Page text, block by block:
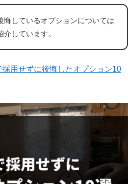
悔しているオプションについては
介しています。
用せずに後悔したオプション10